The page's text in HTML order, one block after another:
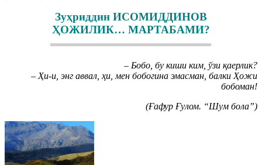
Зуҳриддин ИСОМИДДИНОВ
ҲОЖИЛИК… МАРТАБАМИ?
– Бобо, бу киши ким, ўзи қаерлик?
– Ҳи-и, энг аввал, ҳи, мен бобогина эмасман, балки Ҳожи
бобоман!
(Ғафур Ғулом. “Шум бола”)